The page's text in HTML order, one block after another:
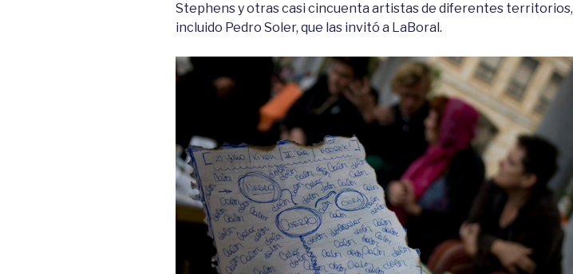
Stephens y otras casi cincuenta artistas de diferentes territorios,
incluido Pedro Soler, que las invitó a LaBoral.